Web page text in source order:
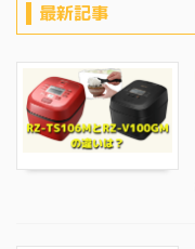
最新記事